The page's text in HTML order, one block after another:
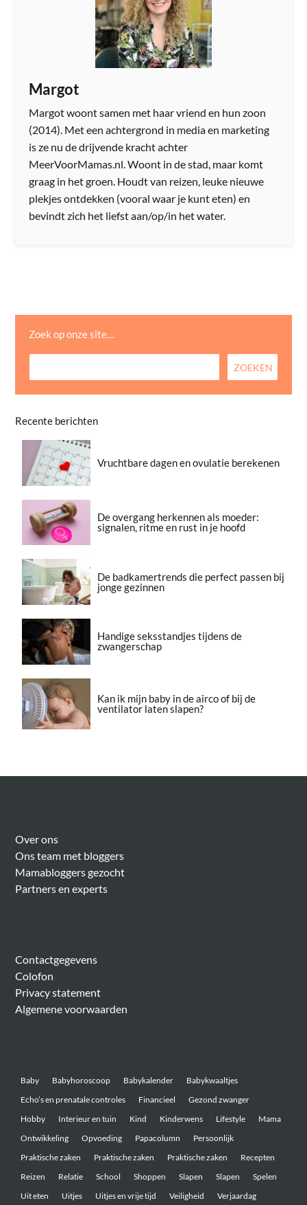
Margot
Margot woont samen met haar vriend en hun zoon
(2014). Met een achtergrond in media en marketing
is ze nu de drijvende kracht achter
MeerVoorMamas.nl. Woont in de stad, maar komt
graag in het groen. Houdt van reizen, leuke nieuwe
plekjes ontdekken (vooral waar je kunt eten) en
bevindt zich het liefst aan/op/in het water.
Zoek op onze site…
Recente berichten
Vruchtbare dagen en ovulatie berekenen
De overgang herkennen als moeder:
signalen, ritme en rust in je hoofd
De badkamertrends die perfect passen bij
jonge gezinnen
Handige seksstandjes tijdens de
zwangerschap
Kan ik mijn baby in de airco of bij de
ventilator laten slapen?
Over ons
Ons team met bloggers
Mamabloggers gezocht
Partners en experts
Contactgegevens
Colofon
Privacy statement
Algemene voorwaarden
Baby Babyhoroscoop Babykalender
Babykwaaltjes
Echo’s en prenatale controles
Financieel
Gezond zwanger
Hobby
Interieur en tuin Kind Kinderwens Lifestyle
Mama
Ontwikkeling
Opvoeding Papacolumn
Persoonlijk
Praktische zaken
Praktische zaken Praktische zaken
Recepten
Reizen
Relatie School Shoppen Slapen Slapen
Spelen
Uit eten
Uitjes Uitjes en vrije tijd Veiligheid Verjaardag